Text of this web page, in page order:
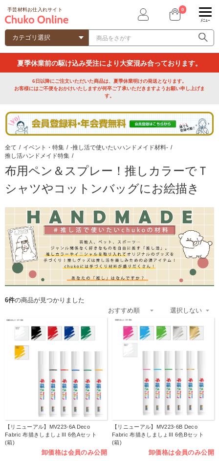
手芸材料お仕入れサイト 0
ﾒﾆｭｰ
夏季休業前の駆け込み受注により大変混み合っております。
6日以降にご注文いただいた商品は、夏季休業明けの発送となります。
お客様にはご不便をおかけいたしますが何卒ご了承いただきますようお願い申し上げま
す。
全て / イベント・特集 / -推し活で使いたいハンドメイド材料- /
推し活ハンドメイド特集 /
布用ペン＆スプレー！推しカラーでＴ
シャツやコットンバッグにお絵描き
6件の商品が見つかりました
【リニューアル】MV223-6A Deco
Fabric 布描きしましょIII 6色Aセット
(箱)
卸価格は会員のみ公開
【リニューアル】MV223-6B Deco
Fabric 布描きしましょIII 6色Bセット
(箱)
卸価格は会員のみ公開